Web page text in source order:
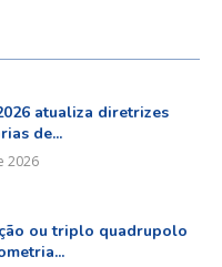
atualiza diretrizes
de...
2026
ou triplo quadrupolo